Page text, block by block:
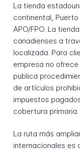
La tienda
continental,
APO/FPO. La
canadienses a
localizada. Para
empresa no
publica
de artículos
impuestos
cobertura primaria.
La ruta más
internacionales es